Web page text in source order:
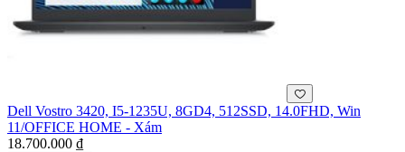
Dell Vostro 3420, I5-1235U, 8GD4, 512SSD, 14.0FHD, Win
11/OFFICE HOME - Xám
18.700.000 ₫